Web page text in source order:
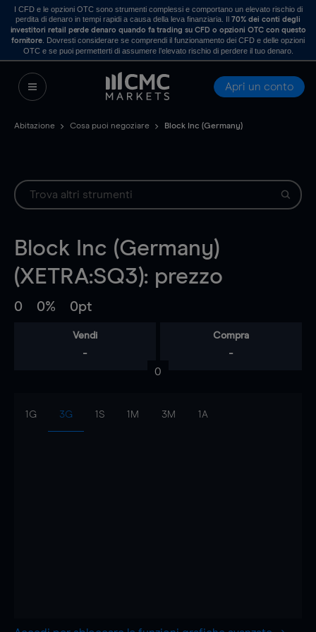
I CFD e le opzioni OTC sono strumenti complessi e comportano un elevato rischio di
perdita di denaro in tempi rapidi a causa della leva finanziaria. Il70% dei conti degli
investitori retail perde denaro quando fa trading su CFD o opzioni OTC con questo
fornitore . Dovresti considerare se comprendi il funzionamento dei CFD e delle opzioni
OTC e se puoi permetterti di assumere l’elevato rischio di perdere il tuo denaro.
Apri un conto
Abitazione Cosa puoi negoziare Block Inc (Germany)
Block Inc (Germany)
(XETRA:SQ3): prezzo
0 0% 0pt
Vendi
-
Compra
-
0
1G 3G 1S 1M 3M 1A